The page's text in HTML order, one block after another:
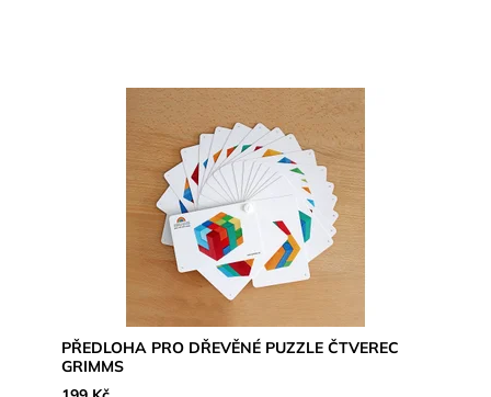
PŘEDLOHA PRO DŘEVĚNÉ PUZZLE ČTVEREC
GRIMMS